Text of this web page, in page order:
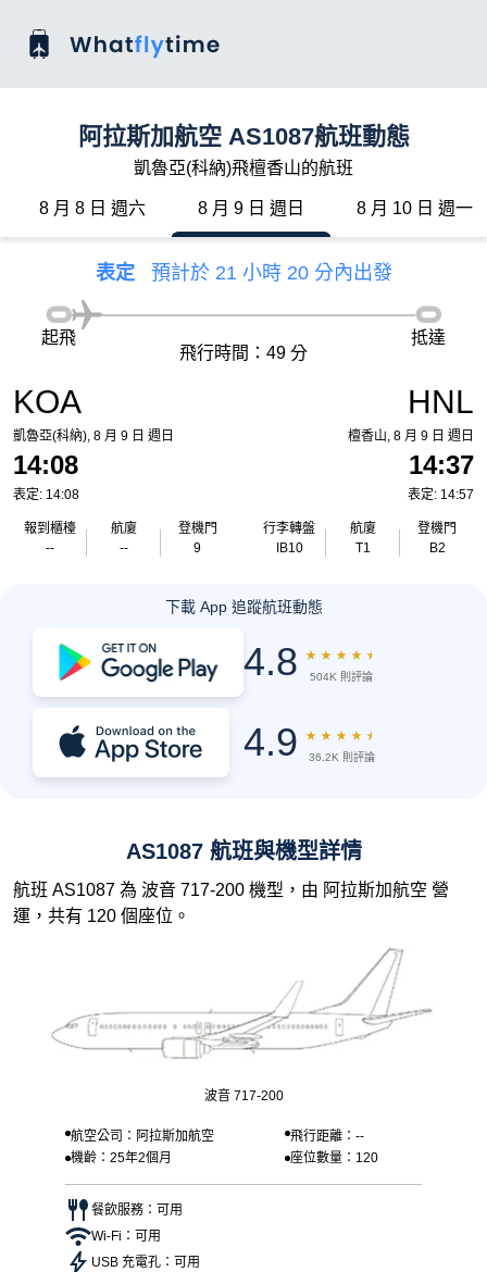
阿拉斯加航空 AS1087航班動態
凱魯亞(科納)飛檀香山的航班
8 月 8 日 週六 8 月 9 日 週日 8 月 10 日 週一
表定 預計於 21 小時 20 分內出發
KOA
凱魯亞(科納), 8 月 9 日 週日
14:08
表定: 14:08
報到櫃檯
--
航廈
--
登機門
9
起飛
飛行時間：49 分
抵達
HNL
檀香山, 8 月 9 日 週日
14:37
表定: 14:57
行李轉盤
IB10
航廈
T1
登機門
B2
下載 App 追蹤航班動態
4.8 ★ ★ ★ ★ ★
504K 則評論
4.9 ★ ★ ★ ★ ★
36.2K 則評論
AS1087 航班與機型詳情
航班 AS1087 為 波音 717-200 機型，由 阿拉斯加航空 營
運，共有 120 個座位。
波音 717-200
航空公司：阿拉斯加航空
飛行距離：--
機齡：25年2個月
座位數量：120
餐飲服務：可用
Wi-Fi：可用
USB 充電孔：可用